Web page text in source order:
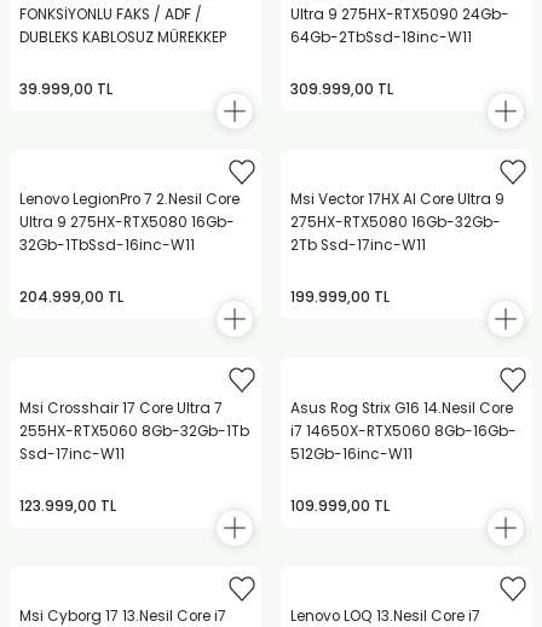
FONKSİYONLU FAKS / ADF /
DUBLEKS KABLOSUZ MÜREKKEP
39.999,00 TL
Ultra 9 275HX-RTX5090 24Gb-
64Gb-2TbSsd-18inc-W11
309.999,00 TL
Lenovo LegionPro 7 2.Nesil Core
Ultra 9 275HX-RTX5080 16Gb-
32Gb-1TbSsd-16inc-W11
204.999,00 TL
Msi Vector 17HX AI Core Ultra 9
275HX-RTX5080 16Gb-32Gb-
2Tb Ssd-17inc-W11
199.999,00 TL
Msi Crosshair 17 Core Ultra 7
255HX-RTX5060 8Gb-32Gb-1Tb
Ssd-17inc-W11
123.999,00 TL
Asus Rog Strix G16 14.Nesil Core
i7 14650X-RTX5060 8Gb-16Gb-
512Gb-16inc-W11
109.999,00 TL
Msi Cyborg 17 13.Nesil Core i7
Lenovo LOQ 13.Nesil Core i7